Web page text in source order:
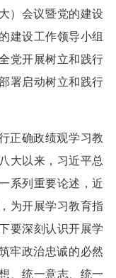
）会议暨党的建设
建设工作领导小组
党开展树立和践行
署启动树立和践行
正确政绩观学习教
大以来，习近平总
系列重要论述，近
为开展学习教育指
要深刻认识开展学
牢政治忠诚的必然
、统一意志、统一